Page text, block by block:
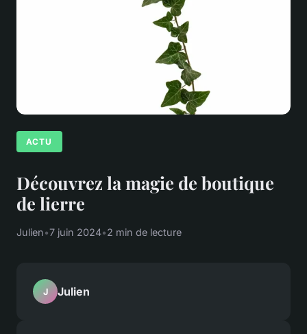
ACTU
Découvrez la magie de boutique
de lierre
Julien•7 juin 2024•2 min de lecture
J Julien